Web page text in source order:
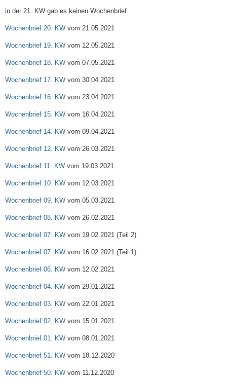
in der 21. KW gab es keinen Wochenbrief
Wochenbrief 20. KW vom 21.05.2021
Wochenbrief 19. KW vom 12.05.2021
Wochenbrief 18. KW vom 07.05.2021
Wochenbrief 17. KW vom 30.04.2021
Wochenbrief 16. KW vom 23.04.2021
Wochenbrief 15. KW vom 16.04.2021
Wochenbrief 14. KW vom 09.04.2021
Wochenbrief 12. KW vom 26.03.2021
Wochenbrief 11. KW vom 19.03.2021
Wochenbrief 10. KW vom 12.03.2021
Wochenbrief 09. KW vom 05.03.2021
Wochenbrief 08. KW vom 26.02.2021
Wochenbrief 07. KW vom 19.02.2021 (Teil 2)
Wochenbrief 07. KW vom 16.02.2021 (Teil 1)
Wochenbrief 06. KW vom 12.02.2021
Wochenbrief 04. KW vom 29.01.2021
Wochenbrief 03. KW vom 22.01.2021
Wochenbrief 02. KW vom 15.01.2021
Wochenbrief 01. KW vom 08.01.2021
Wochenbrief 51. KW vom 18.12.2020
Wochenbrief 50. KW vom 11.12.2020